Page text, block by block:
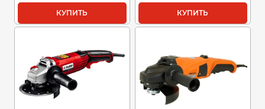
КУПИТЬ КУПИТЬ